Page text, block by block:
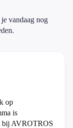
vandaag nog
op
is
bij AVROTROS